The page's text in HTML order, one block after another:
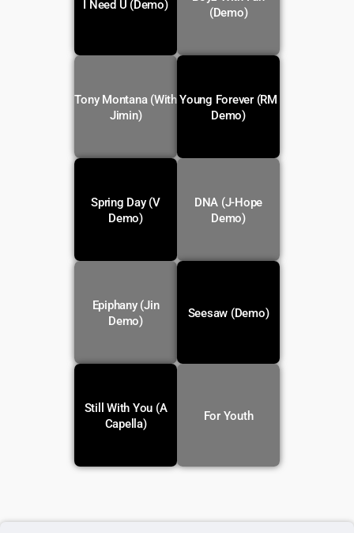
I Need U (Demo)
traduction
(Demo)
traduction
Tony Montana (With
Jimin)
Voir la
traduction
Young Forever (RM
Demo)
Voir la
traduction
Spring Day (V
Demo)
Voir la
traduction
DNA (J-Hope
Demo)
Voir la
traduction
Epiphany (Jin
Demo)
Voir la
traduction
Seesaw (Demo)
Instrumentale
Still With You (A
Capella)
Voir la
traduction
For Youth
Voir la
traduction